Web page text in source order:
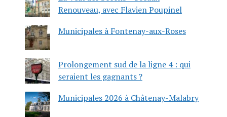
Renouveau, avec Flavien Poupinel
Municipales à Fontenay-aux-Roses
Prolongement sud de la ligne 4 : qui
seraient les gagnants ?
Municipales 2026 à Châtenay-Malabry